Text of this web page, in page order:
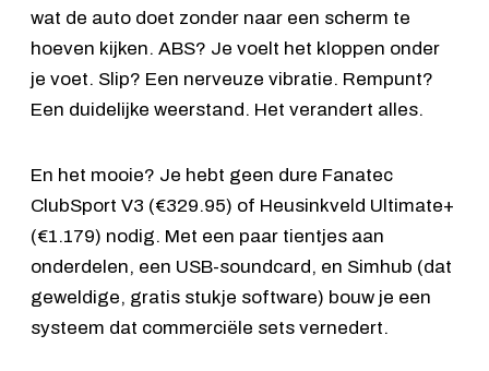
wat de auto doet zonder naar een scherm te
hoeven kijken. ABS? Je voelt het kloppen onder
je voet. Slip? Een nerveuze vibratie. Rempunt?
Een duidelijke weerstand. Het verandert alles.
En het mooie? Je hebt geen dure Fanatec
ClubSport V3 (€329.95) of Heusinkveld Ultimate+
(€1.179) nodig. Met een paar tientjes aan
onderdelen, een USB-soundcard, en Simhub (dat
geweldige, gratis stukje software) bouw je een
systeem dat commerciële sets vernedert.